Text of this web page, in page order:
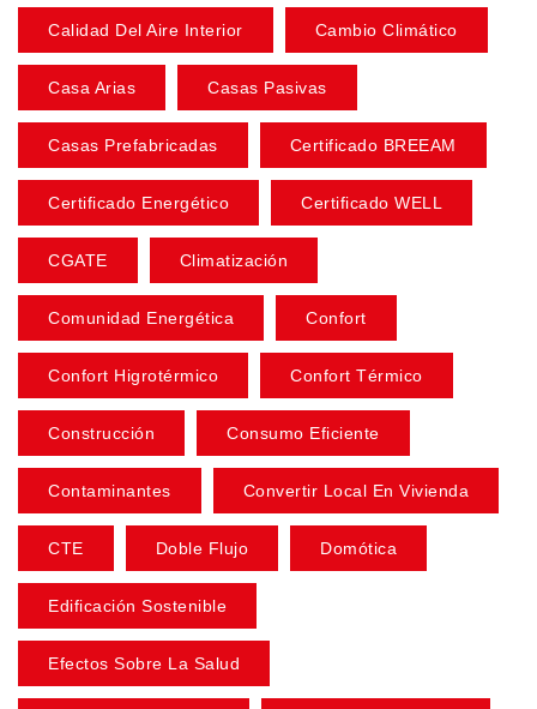
Calidad Del Aire Interior Cambio Climático
Casa Arias Casas Pasivas
Casas Prefabricadas Certificado BREEAM
Certificado Energético Certificado WELL
CGATE Climatización
Comunidad Energética Confort
Confort Higrotérmico Confort Térmico
Construcción Consumo Eficiente
Contaminantes Convertir Local En Vivienda
CTE Doble Flujo Domótica
Edificación Sostenible
Efectos Sobre La Salud